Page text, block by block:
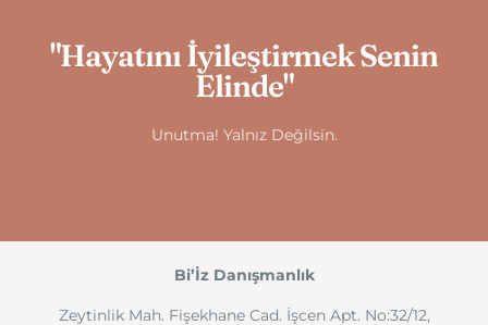
"Hayatını İyileştirmek Senin
Elinde"
Unutma! Yalnız Değilsin.
Bi’İz Danışmanlık
Zeytinlik Mah. Fişekhane Cad. İşcen Apt. No:32/12,